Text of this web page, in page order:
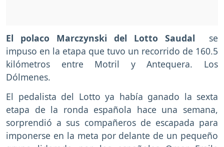
El polaco Marczynski del Lotto Saudal
se
impuso en la etapa que tuvo un recorrido de 160.5
kilómetros entre Motril y Antequera. Los
Dólmenes.
El pedalista del Lotto ya había ganado la sexta
etapa de la ronda española hace una semana,
sorprendió a sus compañeros de escapada para
imponerse en la meta por delante de un pequeño